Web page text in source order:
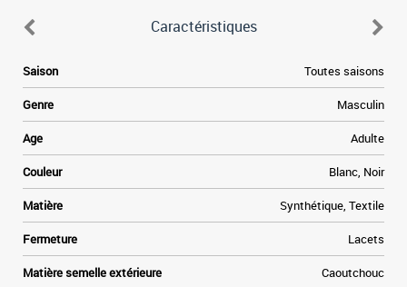
Caractéristiques
Saison Toutes saisons
Genre Masculin
Age Adulte
Couleur Blanc, Noir
Matière Synthétique, Textile
Fermeture Lacets
Matière semelle extérieure Caoutchouc